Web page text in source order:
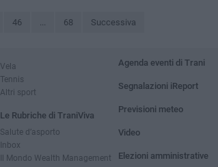
46 ... 68 Successiva
Vela
Tennis
Altri sport
Le Rubriche di TraniViva
Salute d’asporto
Inbox
Il Mondo Wealth Management
Agenda eventi di Trani
Segnalazioni iReport
Previsioni meteo
Video
Elezioni amministrative